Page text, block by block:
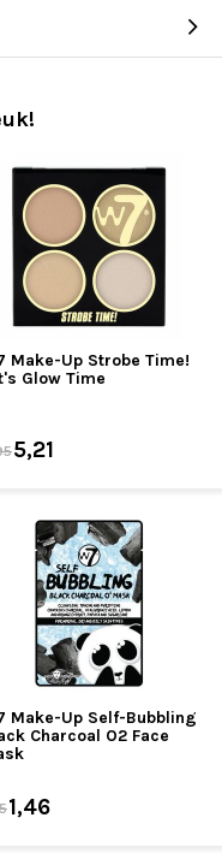
Make-Up Strobe Time!
Glow Time
5,21
Make-Up Self-Bubbling
Charcoal O2 Face
1,46